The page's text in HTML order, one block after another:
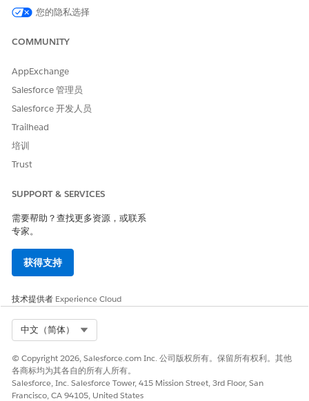
观察值时显示的字段。请参阅
参阅快速和自定义操作管理
您的隐私选择
COMMUNITY
AppExchange
Salesforce 管理员
Salesforce 开发人员
Trailhead
培训
Trust
SUPPORT & SERVICES
需要帮助？查找更多资源，或联系
专家。
获得支持
技术提供者 Experience Cloud
中文（简体）
© Copyright 2026, Salesforce.com Inc. 公司版权所有。保留所有权利。其他
各商标均为其各自的所有人所有。
Salesforce, Inc. Salesforce Tower, 415 Mission Street, 3rd Floor, San
Francisco, CA 94105, United States